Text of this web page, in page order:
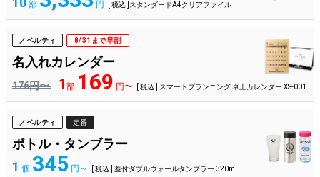
部 円 [ 税込 ]スタンダードA4クリアファイル
ノベルティ 8/31まで早割
名入れカレンダー
176円〜 1 部 169 円〜 [ 税込 ] スマートプランニング 卓上カレンダー XS-001
ノベルティ 定番
ボトル・タンブラー
1 個 345 円～ [ 税込 ] 蓋付ダブルウォールタンブラー 320ml